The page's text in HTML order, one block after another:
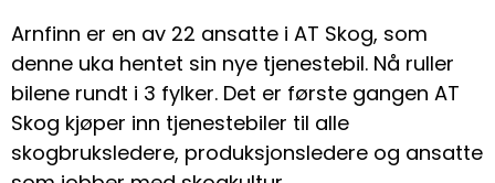
Arnfinn er en av 22 ansatte i AT Skog, som
denne uka hentet sin nye tjenestebil. Nå ruller
bilene rundt i 3 fylker. Det er første gangen AT
Skog kjøper inn tjenestebiler til alle
skogbruksledere, produksjonsledere og ansatte